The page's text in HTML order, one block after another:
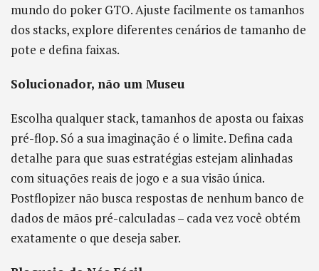
mundo do poker GTO. Ajuste facilmente os tamanhos
dos stacks, explore diferentes cenários de tamanho de
pote e defina faixas.
Solucionador, não um Museu
Escolha qualquer stack, tamanhos de aposta ou faixas
pré-flop. Só a sua imaginação é o limite. Defina cada
detalhe para que suas estratégias estejam alinhadas
com situações reais de jogo e a sua visão única.
Postflopizer não busca respostas de nenhum banco de
dados de mãos pré-calculadas – cada vez você obtém
exatamente o que deseja saber.